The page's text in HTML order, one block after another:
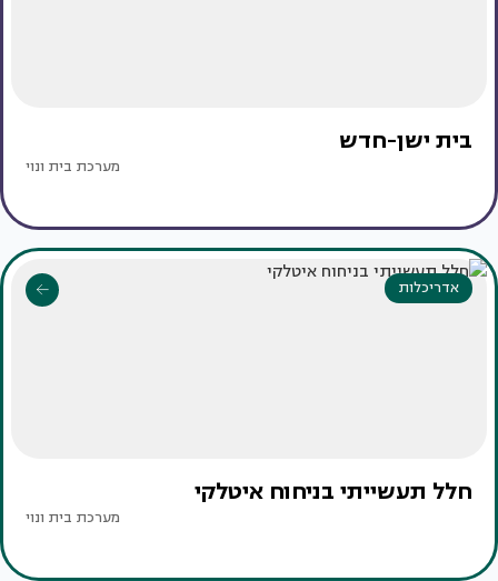
בית ישן-חדש
מערכת בית ונוי
אדריכלות
חלל תעשייתי בניחוח איטלקי
מערכת בית ונוי